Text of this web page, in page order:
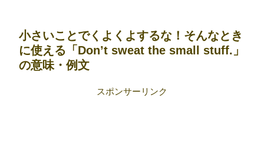
小さいことでくよくよするな！そんなとき
に使える「Don’t sweat the small stuff.」
の意味・例文
スポンサーリンク